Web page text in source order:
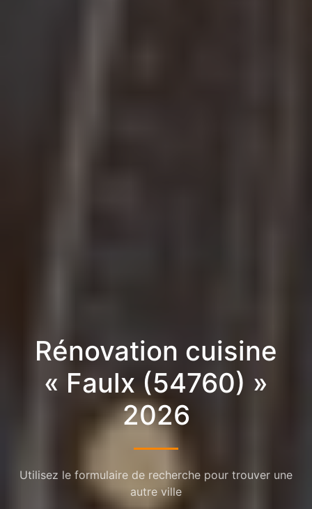
Rénovation cuisine
« Faulx (54760) »
2026
Utilisez le formulaire de recherche pour trouver une
autre ville